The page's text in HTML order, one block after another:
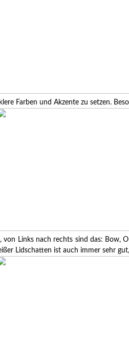
Farben und Akzente zu setzen.
Links nach rechts sind das: Bow,
Lidschatten ist auch immer sehr